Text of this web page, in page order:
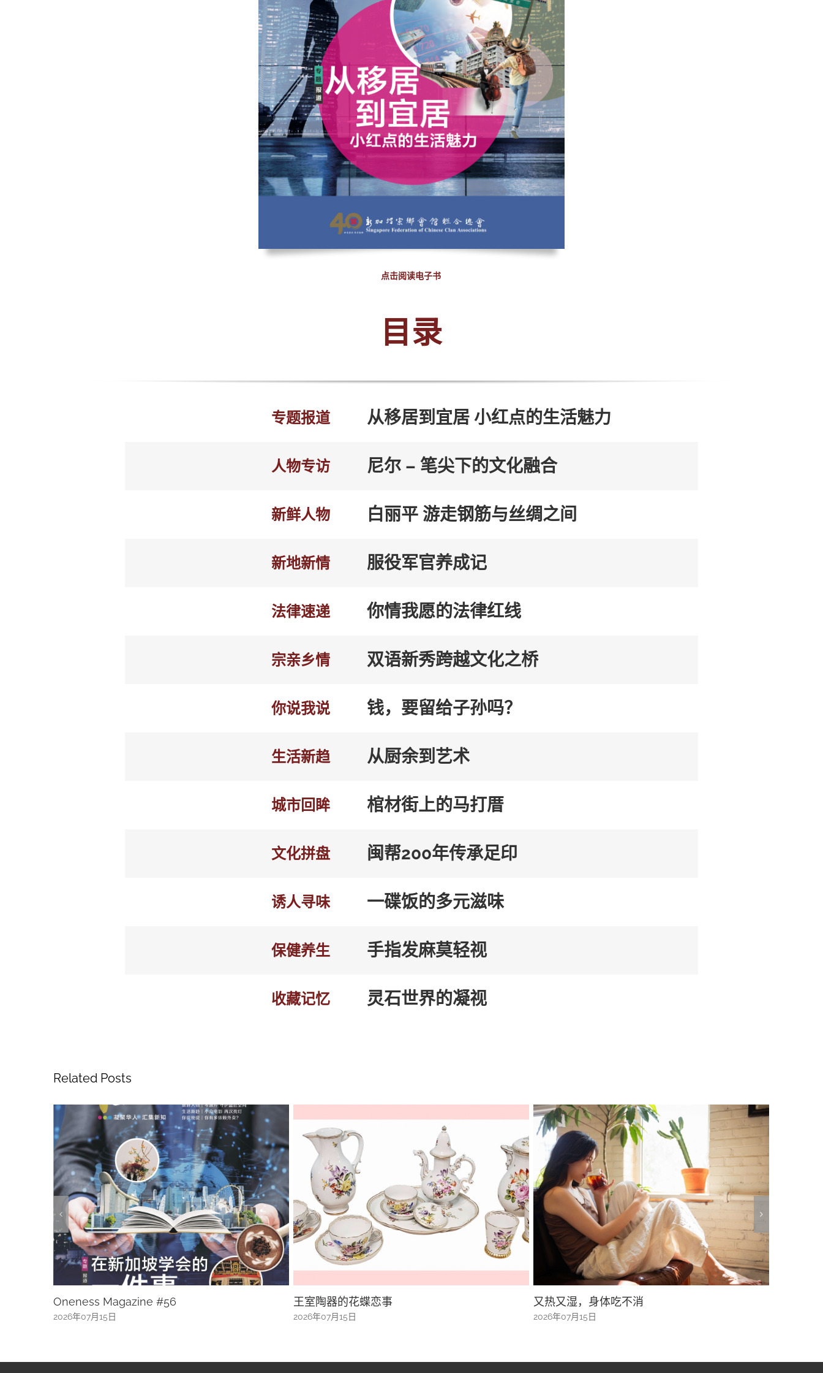
点击阅读电子书
目录
专题报道 从移居到宜居 小红点的生活魅力
人物专访 尼尔 – 笔尖下的文化融合
新鲜人物 白丽平 游走钢筋与丝绸之间
新地新情 服役军官养成记
法律速递 你情我愿的法律红线
宗亲乡情 双语新秀跨越文化之桥
你说我说 钱，要留给子孙吗？
生活新趋 从厨余到艺术
城市回眸 棺材街上的马打厝
文化拼盘 闽帮200年传承足印
诱人寻味 一碟饭的多元滋味
保健养生 手指发麻莫轻视
收藏记忆 灵石世界的凝视
Related Posts
王室陶器的花蝶恋事
2026年07月15日
又热又湿，身体吃不消
2026年07月15日
推陈出新的新加坡客家菜
2026年07月15日